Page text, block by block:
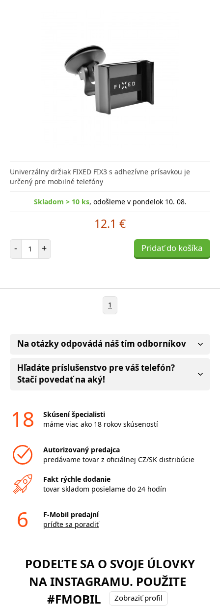
Univerzálny držiak FIXED FIX3 s adhezívne prísavkou je
určený pre mobilné telefóny
Skladom > 10 ks, odošleme v pondelok 10. 08.
12.1 €
- Počet položiek
+ Pridať do košíka
1
Na otázky odpovádá náš tím odborníkov
Hľadáte príslušenstvo pre váš telefón?
Stačí povedať na aký!
18
Skúsení špecialisti
máme viac ako 18 rokov skúseností
Autorizovaný predajca
predávame tovar z oficiálnej CZ/SK distribúcie
Fakt rýchle dodanie
tovar skladom posielame do 24 hodín
6
F-Mobil predajní
príďte sa poradiť
PODEĽTE SA O SVOJE ÚLOVKY
NA INSTAGRAMU. POUŽITE
#FMOBIL
Zobraziť profil